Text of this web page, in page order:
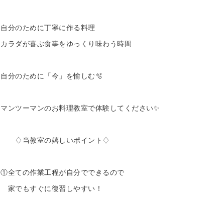
自分のために丁寧に作る料理
カラダが喜ぶ食事をゆっくり味わう時間
自分のために「今」を愉しむ🫧
マンツーマンのお料理教室で体験してください✨
♢当教室の嬉しいポイント♢
①全ての作業工程が自分でできるので
家でもすぐに復習しやすい！